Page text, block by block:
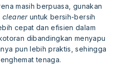
masih berpuasa, gunakan
cleaneruntuk bersih-bersih
cepat dan efisien dalam
dibandingkan menyapu
pun lebih praktis, sehingga
tenaga.